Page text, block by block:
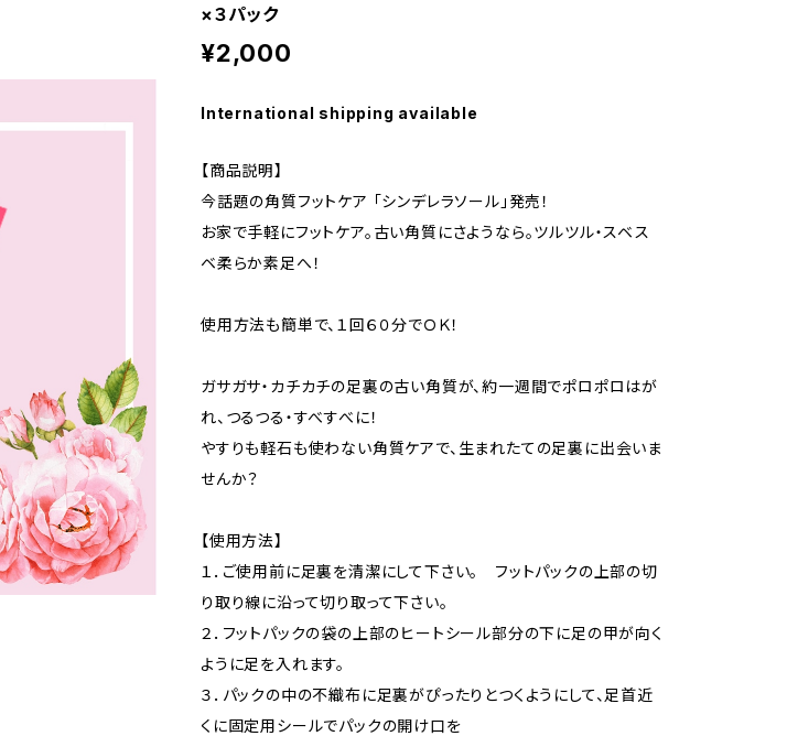
×３パック
¥2,000
International shipping available
【商品説明】
今話題の角質フットケア 「シンデレラソール」発売！
お家で手軽にフットケア。古い角質にさようなら。ツルツル・スベス
ベ柔らか素足へ！
使用方法も簡単で、１回６０分でＯＫ！
ガサガサ・カチカチの足裏の古い角質が、約一週間でポロポロはが
れ、つるつる・すべすべに！
やすりも軽石も使わない角質ケアで、生まれたての足裏に出会いま
せんか？
【使用方法】
１．ご使用前に足裏を清潔にして下さい。 フットパックの上部の切
り取り線に沿って切り取って下さい。
２．フットパックの袋の上部のヒートシール部分の下に足の甲が向く
ように足を入れます。
３．パックの中の不織布に足裏がぴったりとつくようにして、足首近
くに固定用シールでパックの開け口を